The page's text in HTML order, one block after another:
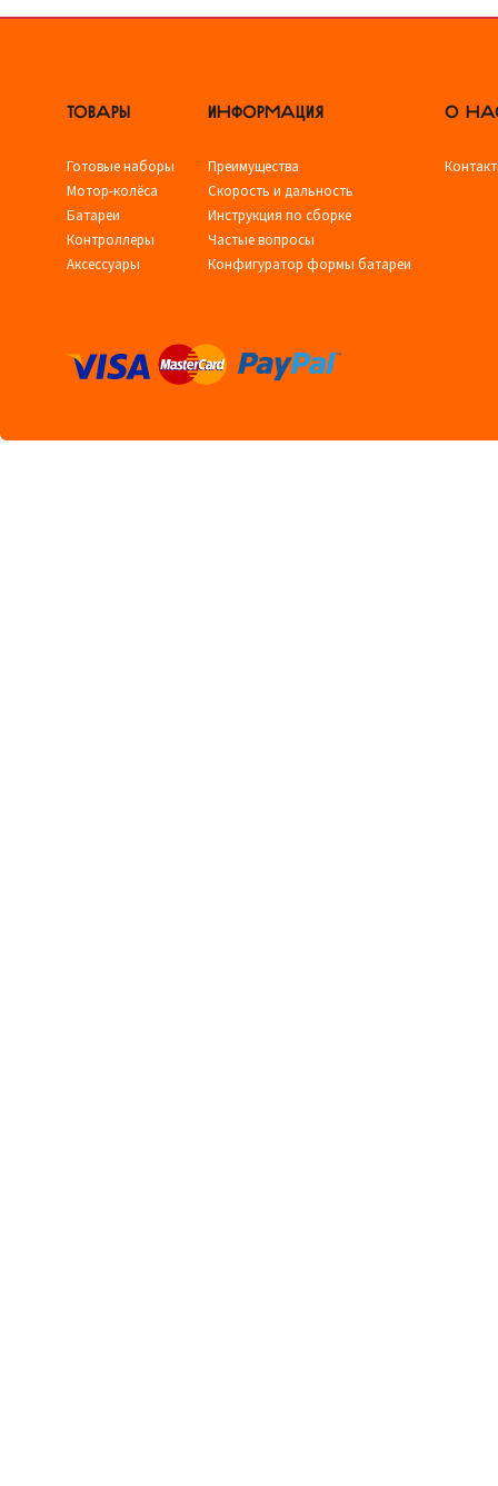
ТОВАРЫ
Готовые наборы
Мотор-колёса
Батареи
Контроллеры
Аксессуары
ИНФОРМАЦИЯ
Преимущества
Скорость и дальность
Инструкция по сборке
Частые вопросы
Конфигуратор формы батареи
О